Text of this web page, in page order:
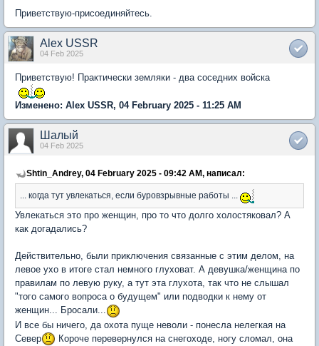
Приветствую-присоединяйтесь.
Alex USSR
04 Feb 2025
Приветствую! Практически земляки - два соседних войска
Изменено: Alex USSR, 04 February 2025 - 11:25 AM
Шалый
04 Feb 2025
Shtin_Andrey, 04 February 2025 - 09:42 AM, написал:
... когда тут увлекаться, если буровзрывные работы ...
Увлекаться это про женщин, про то что долго холостяковал? А
как догадались?
Действительно, были приключения связанные с этим делом, на
левое ухо в итоге стал немного глуховат. А девушка/женщина по
правилам по левую руку, а тут эта глухота, так что не слышал
"того самого вопроса о будущем" или подводки к нему от
женщин... Бросали...
И все бы ничего, да охота пуще неволи - понесла нелегкая на
Север
Короче перевернулся на снегоходе, ногу сломал, она